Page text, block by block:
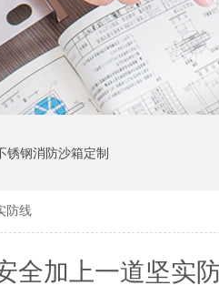
锈钢消防沙箱定制
防线
全加上一道坚实